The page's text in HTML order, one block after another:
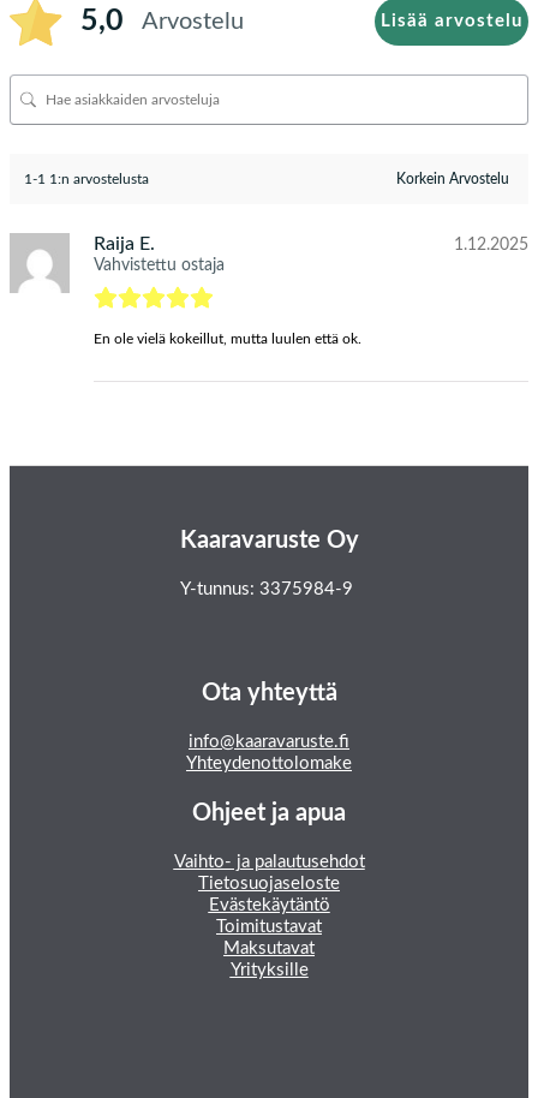
5,0 Arvostelu Lisää arvostelu
1-1 1:n arvostelusta
Raija E.
Vahvistettu ostaja
1.12.2025
En ole vielä kokeillut, mutta luulen että ok.
Kaaravaruste Oy
Y-tunnus: 3375984-9
Ota yhteyttä
info@kaaravaruste.fi
Yhteydenottolomake
Ohjeet ja apua
Vaihto- ja palautusehdot
Tietosuojaseloste
Evästekäytäntö
Toimitustavat
Maksutavat
Yrityksille